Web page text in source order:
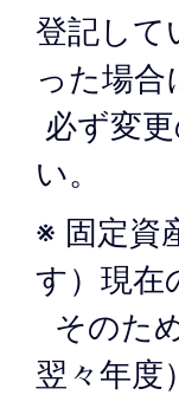
登記して
った場合
必ず変
い。
※ 固定資
す）現在
そのた
翌々年度